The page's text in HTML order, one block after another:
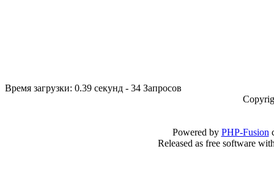
Время загрузки: 0.39 секунд - 34 Запросов
Powered by PHP-Fusion
Released as free software